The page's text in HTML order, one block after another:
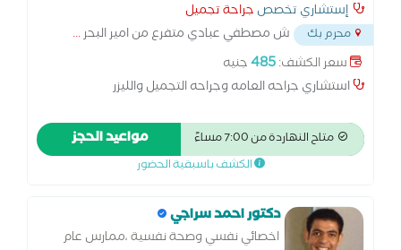
إستشاري تخصص جراحة تجميل
محرم بك ش مصطفي عبادي متفرع من امير البحر...
سعر الكشف:485جنيه
استشاري جراحه العامه وجراحه التجميل والليزر
متاح النهاردة من 7:00 مساءً مواعيد الحجز
الكشف باسبقية الحضور
دكتور احمد سراجي
اخصائي نفسي وصحة نفسية ،ممارس عام